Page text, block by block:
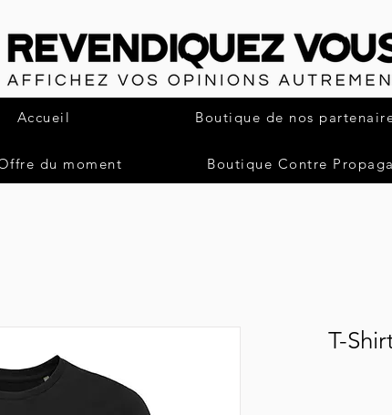
Accueil Boutique de nos
du moment Boutique Contre
T-